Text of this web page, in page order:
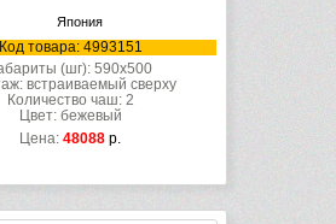
Япония
Код товара: 4993151
(шг): 590x500
встраиваемый сверху
Количество чаш: 2
Цвет: бежевый
Цена: 48088 р.